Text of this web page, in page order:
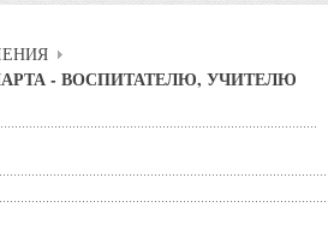
- ВОСПИТАТЕЛЮ, УЧИТЕЛЮ